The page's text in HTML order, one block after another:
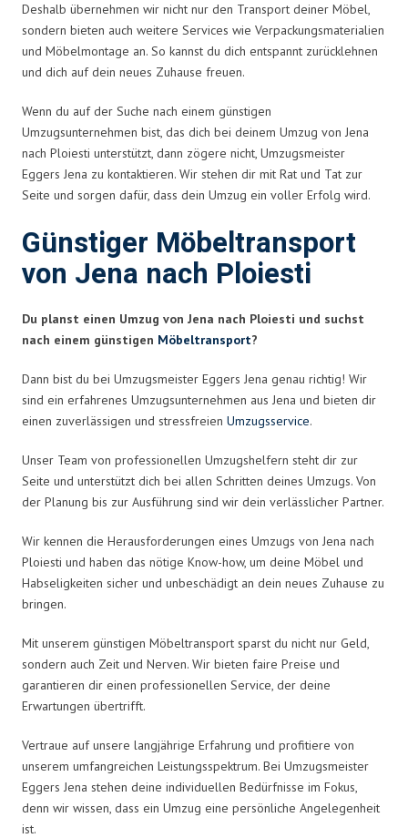
Deshalb übernehmen wir nicht nur den Transport deiner Möbel,
sondern bieten auch weitere Services wie Verpackungsmaterialien
und Möbelmontage an. So kannst du dich entspannt zurücklehnen
und dich auf dein neues Zuhause freuen.
Wenn du auf der Suche nach einem günstigen
Umzugsunternehmen bist, das dich bei deinem Umzug von Jena
nach Ploiesti unterstützt, dann zögere nicht, Umzugsmeister
Eggers Jena zu kontaktieren. Wir stehen dir mit Rat und Tat zur
Seite und sorgen dafür, dass dein Umzug ein voller Erfolg wird.
Günstiger Möbeltransport
von Jena nach Ploiesti
Du planst einen Umzug von Jena nach Ploiesti und suchst
nach einem günstigen Möbeltransport?
Dann bist du bei Umzugsmeister Eggers Jena genau richtig! Wir
sind ein erfahrenes Umzugsunternehmen aus Jena und bieten dir
einen zuverlässigen und stressfreien Umzugsservice.
Unser Team von professionellen Umzugshelfern steht dir zur
Seite und unterstützt dich bei allen Schritten deines Umzugs. Von
der Planung bis zur Ausführung sind wir dein verlässlicher Partner.
Wir kennen die Herausforderungen eines Umzugs von Jena nach
Ploiesti und haben das nötige Know-how, um deine Möbel und
Habseligkeiten sicher und unbeschädigt an dein neues Zuhause zu
bringen.
Mit unserem günstigen Möbeltransport sparst du nicht nur Geld,
sondern auch Zeit und Nerven. Wir bieten faire Preise und
garantieren dir einen professionellen Service, der deine
Erwartungen übertrifft.
Vertraue auf unsere langjährige Erfahrung und profitiere von
unserem umfangreichen Leistungsspektrum. Bei Umzugsmeister
Eggers Jena stehen deine individuellen Bedürfnisse im Fokus,
denn wir wissen, dass ein Umzug eine persönliche Angelegenheit
ist.